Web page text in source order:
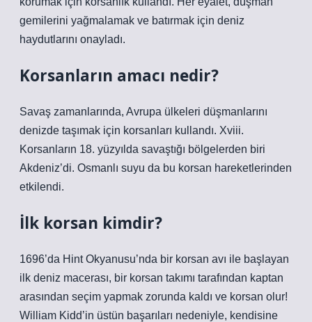
gemilerini yağmalamak ve batırmak için deniz
haydutlarını onayladı.
Korsanların amacı nedir?
Savaş zamanlarında, Avrupa ülkeleri düşmanlarını
denizde taşımak için korsanları kullandı. Xviii.
Korsanların 18. yüzyılda savaştığı bölgelerden biri
Akdeniz’di. Osmanlı suyu da bu korsan hareketlerinden
etkilendi.
İlk korsan kimdir?
1696’da Hint Okyanusu’nda bir korsan avı ile başlayan
ilk deniz macerası, bir korsan takımı tarafından kaptan
arasından seçim yapmak zorunda kaldı ve korsan olur!
William Kidd’in üstün başarıları nedeniyle, kendisine